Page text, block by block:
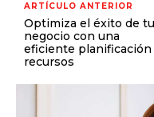
ARTÍCULO ANTERIOR
Optimiza el éxito de tu
negocio con una
eficiente planificación
recursos